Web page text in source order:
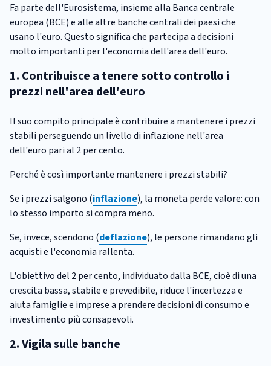
Fa parte dell'Eurosistema, insieme alla Banca centrale
europea (BCE) e alle altre banche centrali dei paesi che
usano l'euro. Questo significa che partecipa a decisioni
molto importanti per l'economia dell'area dell'euro.
1. Contribuisce a tenere sotto controllo i
prezzi nell'area dell'euro
Il suo compito principale è contribuire a mantenere i prezzi
stabili perseguendo un livello di inflazione nell'area
dell'euro pari al 2 per cento.
Perché è così importante mantenere i prezzi stabili?
Se i prezzi salgono (inflazione), la moneta perde valore: con
lo stesso importo si compra meno.
Se, invece, scendono (deflazione), le persone rimandano gli
acquisti e l'economia rallenta.
L'obiettivo del 2 per cento, individuato dalla BCE, cioè di una
crescita bassa, stabile e prevedibile, riduce l'incertezza e
aiuta famiglie e imprese a prendere decisioni di consumo e
investimento più consapevoli.
2. Vigila sulle banche